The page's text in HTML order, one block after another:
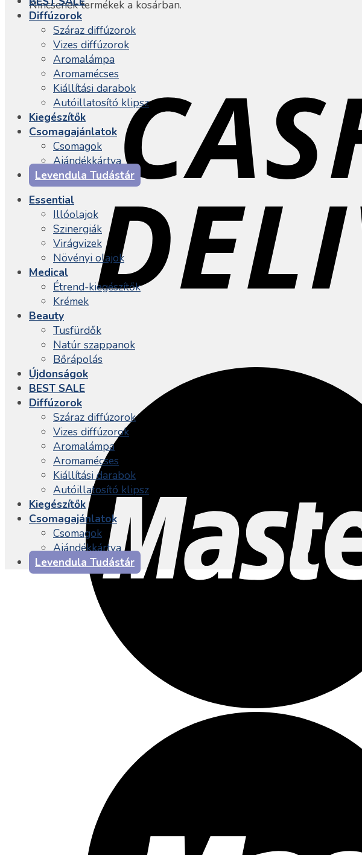
Nincsenek termékek a kosárban.
Diffúzorok
Száraz diffúzorok
Vizes diffúzorok
Aromalámpa
Aromamécses
Kiállítási darabok
Autóillatosító klipsz
Kiegészítők
Csomagajánlatok
Csomagok
Ajándékkártya
Levendula Tudástár
Essential
Illóolajok
Szinergiák
Virágvizek
Növényi olajok
Medical
Étrend-kiegészítők
Krémek
Beauty
Tusfürdők
Natúr szappanok
Bőrápolás
Újdonságok
BEST SALE
Diffúzorok
Száraz diffúzorok
Vizes diffúzorok
Aromalámpa
Aromamécses
Kiállítási darabok
Autóillatosító klipsz
Kiegészítők
Csomagajánlatok
Csomagok
Ajándékkártya
Levendula Tudástár